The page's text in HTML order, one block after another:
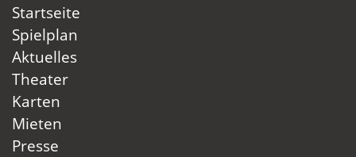
Startseite
Spielplan
Aktuelles
Theater
Karten
Mieten
Presse